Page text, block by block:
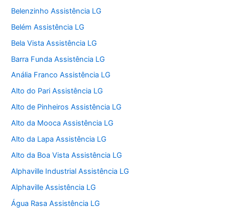
Belenzinho Assistência LG
Belém Assistência LG
Bela Vista Assistência LG
Barra Funda Assistência LG
Anália Franco Assistência LG
Alto do Pari Assistência LG
Alto de Pinheiros Assistência LG
Alto da Mooca Assistência LG
Alto da Lapa Assistência LG
Alto da Boa Vista Assistência LG
Alphaville Industrial Assistência LG
Alphaville Assistência LG
Água Rasa Assistência LG